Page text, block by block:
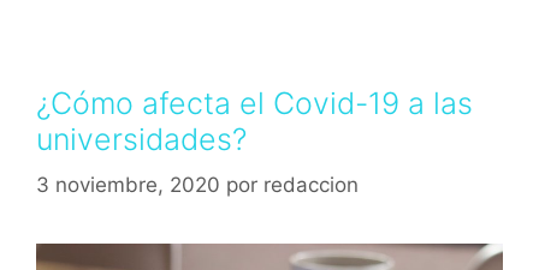
¿Cómo afecta el Covid-19 a las
universidades?
3 noviembre, 2020 por redaccion